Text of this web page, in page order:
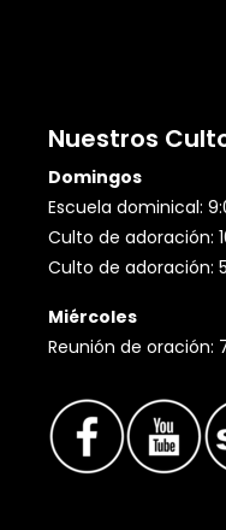
Nuestros
Domingos
Escuela dominical:
Culto de adoración:
Culto de adoración:
Miércoles
Reunión de oración: